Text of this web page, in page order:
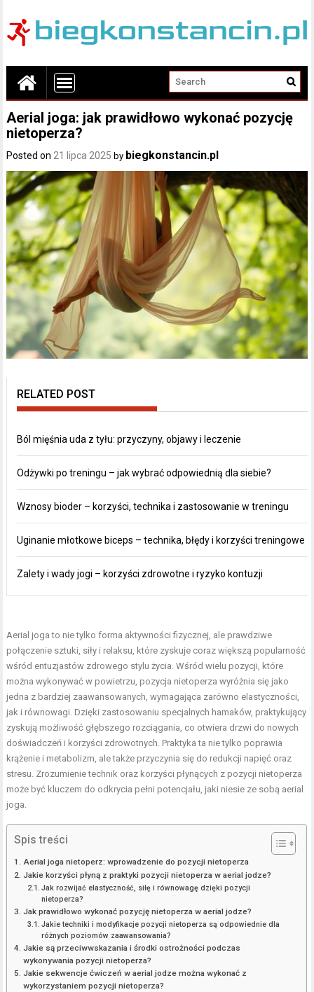
Aerial joga: jak prawidłowo wykonać pozycję
nietoperza?
Posted on 21 lipca 2025 by biegkonstancin.pl
RELATED POST
Ból mięśnia uda z tyłu: przyczyny, objawy i leczenie
Odżywki po treningu – jak wybrać odpowiednią dla siebie?
Wznosy bioder – korzyści, technika i zastosowanie w treningu
Uginanie młotkowe biceps – technika, błędy i korzyści treningowe
Zalety i wady jogi – korzyści zdrowotne i ryzyko kontuzji
Aerial joga to nie tylkoforma aktywności fizycznej , ale prawdziwe
połączenie sztuki, siły i relaksu, które zyskuje coraz większą popularność
wśród entuzjastów zdrowego stylu życia. Wśród wielu pozycji, które
można wykonywać w powietrzu, pozycja nietoperza wyróżnia się jako
jedna z bardziej zaawansowanych, wymagająca zarówno elastyczności,
jak i równowagi. Dzięki zastosowaniu specjalnych hamaków, praktykujący
zyskują możliwość głębszego rozciągania, co otwiera drzwi do nowych
doświadczeń i korzyści zdrowotnych. Praktyka ta nie tylko poprawia
krążenie i metabolizm, ale także przyczynia się do redukcji napięć oraz
stresu. Zrozumienie technik oraz korzyści płynących z pozycji nietoperza
może być kluczem do odkrycia pełni potencjału, jaki niesie ze sobą aerial
joga.
Spis treści
Aerial joga nietoperz: wprowadzenie do pozycji nietoperza
Jakie korzyści płyną z praktyki pozycji nietoperza w aerial jodze?
Jak rozwijać elastyczność, siłę i równowagę dzięki pozycji
nietoperza?
Jak prawidłowo wykonać pozycję nietoperza w aerial jodze?
Jakie techniki i modyfikacje pozycji nietoperza są odpowiednie dla
różnych poziomów zaawansowania?
Jakie są przeciwwskazania i środki ostrożności podczas
wykonywania pozycji nietoperza?
Jakie sekwencje ćwiczeń w aerial jodze można wykonać z
wykorzystaniem pozycji nietoperza?